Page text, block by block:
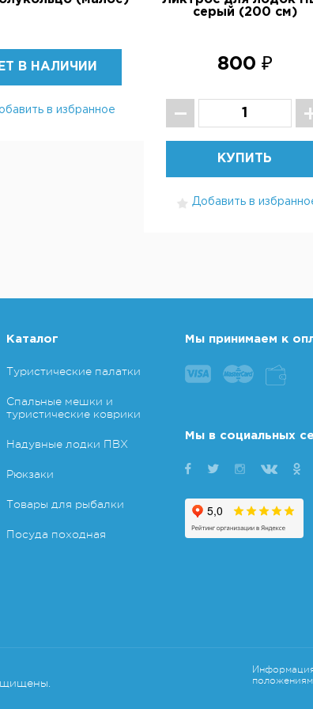
В НАЛИЧИИ
в избранное
серый (200 см)
800 ₽
КУПИТЬ
Добавить в
Каталог
Туристические палатки
Спальные мешки и
туристические коврики
Надувные лодки ПВХ
Рюкзаки
Товары для рыбалки
Посуда походная
Мы принимаем к
Мы в социальных